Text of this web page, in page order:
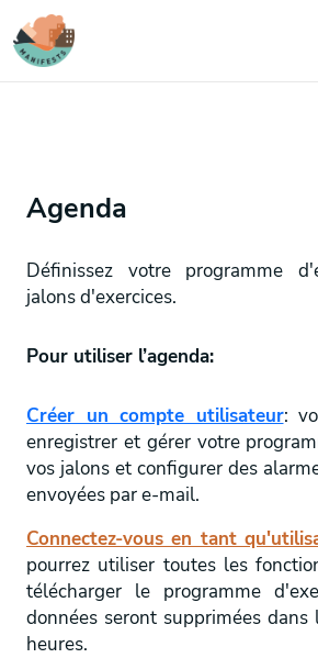
Aller au contenu principal
Agenda
Définissez votre programme
jalons d'exercices.
Pour utiliser l’agenda:
Créer un compte utilisateur:
enregistrer et gérer votre
vos jalons et configurer des
envoyées par e-mail.
Connectez-vous en tant
pourrez utiliser toutes les
télécharger le programme
données seront supprimées dans
heures.